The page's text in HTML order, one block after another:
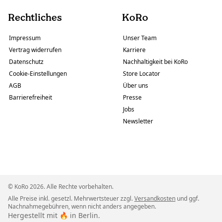
Rechtliches
Impressum
Vertrag widerrufen
Datenschutz
Cookie-Einstellungen
AGB
Barrierefreiheit
KoRo
Unser Team
Karriere
Nachhaltigkeit bei KoRo
Store Locator
Über uns
Presse
Jobs
Newsletter
© KoRo 2026. Alle Rechte vorbehalten.
Alle Preise inkl. gesetzl. Mehrwertsteuer zzgl.Versandkosten und ggf.
Nachnahmegebühren, wenn nicht anders angegeben.
Hergestellt mit 🔥 in Berlin.